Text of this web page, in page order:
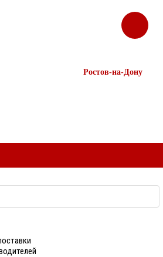
ЗАКАЗАТЬ
ЗВОНОК
Ростов-на-Дону